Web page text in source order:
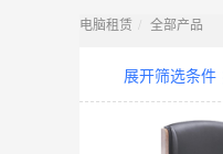
电脑租赁 全部产品
展开筛选条件